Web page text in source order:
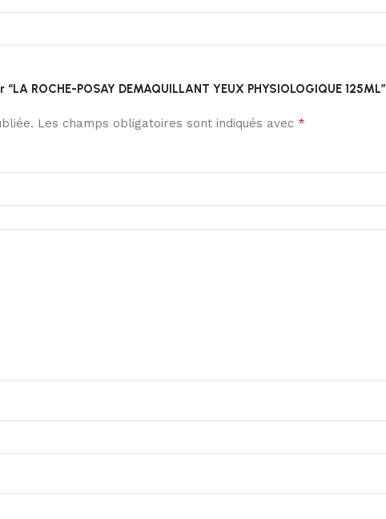
ROCHE-POSAY DEMAQUILLANT YEUX PHYSIOLOGIQUE 125ML”
Les champs obligatoires sont indiqués avec *